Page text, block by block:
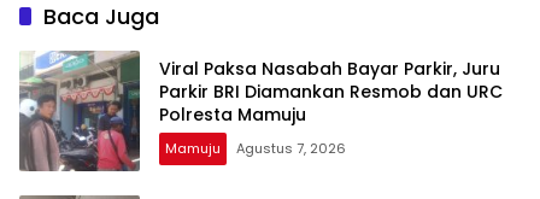
Baca Juga
Viral Paksa Nasabah Bayar Parkir, Juru
Parkir BRI Diamankan Resmob dan URC
Polresta Mamuju
Mamuju Agustus 7, 2026